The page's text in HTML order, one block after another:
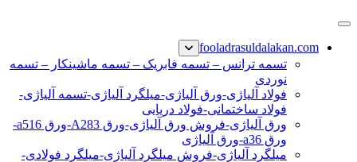
پرش
محتوا
نبشی فولادی-ناودانی فولادی-قیمت ورق-قیمت فولاد
fooladrasuldalakan.com
تسمه ترانس – تسمه فابریک – تسمه ماشینکار – تسمه
نوردی
فولاد آلیاژی-ورق آلیاژی-میلگرد آلیاژی-تسمه آلیاژی-
فولاد ساختمانی-فولاد دریایی
ورق آلیاژی-فروش ورق آلیاژی-ورق A283-ورق a516-
ورق a36-ورق آلیاژی
میلگرد آلیاژی-فروش میلگرد آلیاژی-میلگرد فولادی-